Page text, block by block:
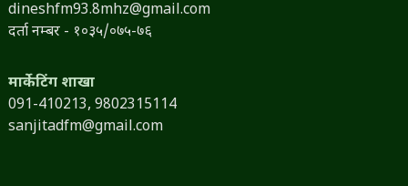
dineshfm93.8mhz@gmail.com
दर्ता नम्बर - १०३५/०७५-७६
मार्केटिंग शाखा
091-410213, 9802315114
sanjitadfm@gmail.com